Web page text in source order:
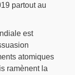
partout au
est
atomiques
ramènent la